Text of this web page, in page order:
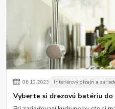
06.10.2023 Interiérový dizajn a
Vyberte si drezovú batériu do